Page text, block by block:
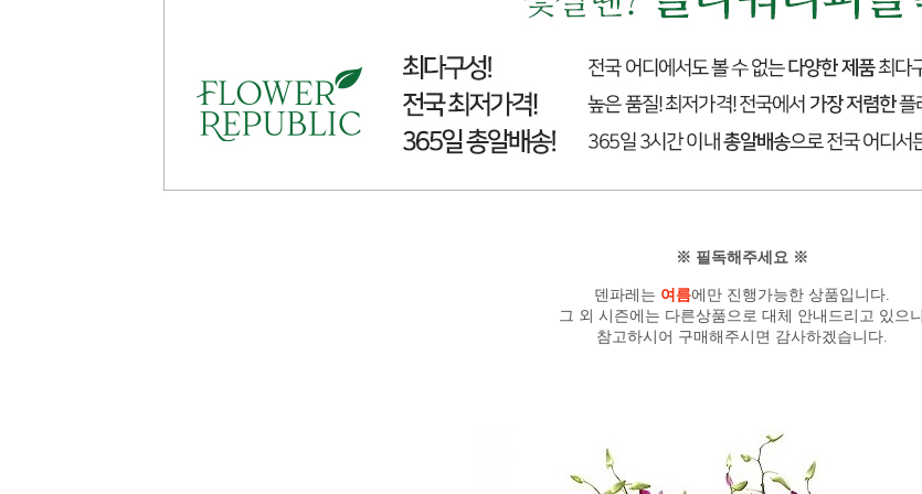
※ 필독해주세요 ※
덴파레는 여름에만 진행가능한 상품입니다.
그 외 시즌에는 다른상품으로 대체 안내드리고 있으니
참고하시어 구매해주시면 감사하겠습니다.